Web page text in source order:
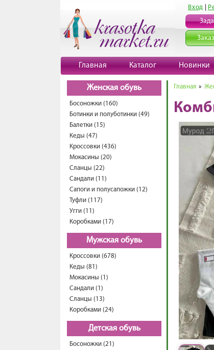
Вход
Главная Каталог Новинки
Женская обувь
Босоножки (160)
Ботинки и полуботинки (49)
Балетки (15)
Кеды (47)
Кроссовки (436)
Мокасины (20)
Сланцы (22)
Сандали (11)
Сапоги и полусапожки (12)
Туфли (117)
Угги (11)
Коробками (17)
Мужская обувь
Кроссовки (678)
Кеды (81)
Мокасины (1)
Сандали (1)
Сланцы (13)
Коробками (24)
Детская обувь
Босоножки (21)
Главная »